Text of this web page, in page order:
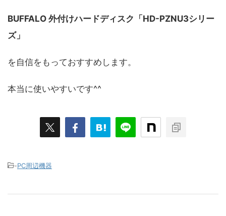
BUFFALO 外付けハードディスク「HD-PZNU3シリー
ズ」
を自信をもっておすすめします。
本当に使いやすいです^^
-PC周辺機器